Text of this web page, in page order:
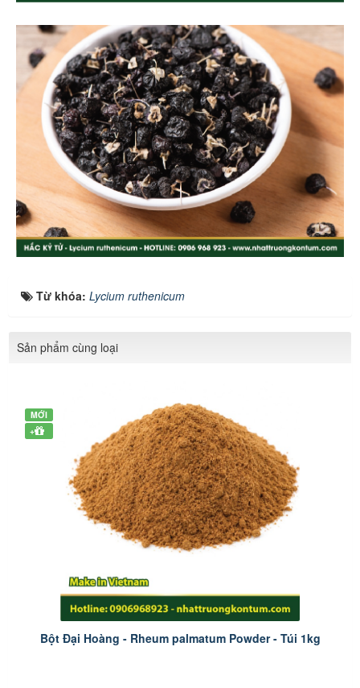
Từ khóa: Lycium ruthenicum
Sản phẩm cùng loại
MỚI
+
Bột Đại Hoàng - Rheum palmatum Powder - Túi 1kg